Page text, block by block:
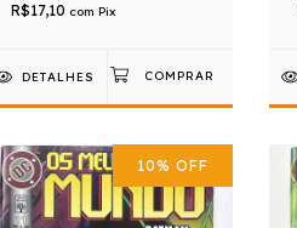
R$17,10 com Pix
DETALHES
10% OFF